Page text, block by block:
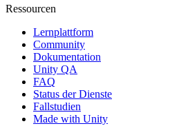
Ressourcen
Lernplattform
Community
Dokumentation
Unity QA
FAQ
Status der Dienste
Fallstudien
Made with Unity